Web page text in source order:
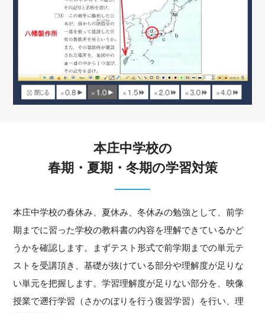
本庄中学校の
春期・夏期・冬期の学習対策
本庄中学校の春休み、夏休み、冬休みの勉強として、前学
期までに習った学校の教科書の内容を理解できているかど
うかを確認します。まずテスト形式で前学期までの単元テ
ストを受講頂き、基礎が抜けている部分や理解度が足りな
い単元を把握します。学習理解度が足りない部分を、映像
授業で遡行学習（さかのぼりを行う復習学習）を行い、理